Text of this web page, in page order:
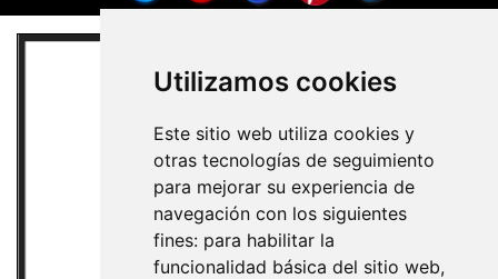
Utilizamos cookies
Este sitio web utiliza cookies y
otras tecnologías de seguimiento
para mejorar su experiencia de
navegación con los siguientes
fines: para habilitar la
funcionalidad básica del sitio web,